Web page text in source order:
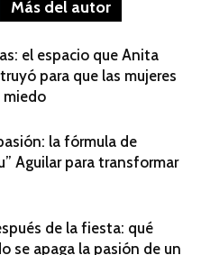
Más del autor
el espacio que Anita
para que las mujeres
miedo
la fórmula de
Aguilar para transformar
de la fiesta: qué
se apaga la pasión de un